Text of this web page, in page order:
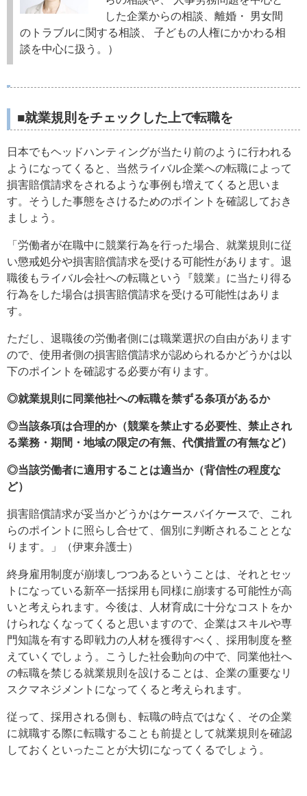
した企業からの相談、離婚・ 男女間
のトラブルに関する相談、 子どもの人権にかかわる相
談を中心に扱う。）
■就業規則をチェックした上で転職を
日本でもヘッドハンティングが当たり前のように行われる
ようになってくると、当然ライバル企業への転職によって
損害賠償請求をされるような事例も増えてくると思いま
す。そうした事態をさけるためのポイントを確認しておき
ましょう。
「労働者が在職中に競業行為を行った場合、就業規則に従
い懲戒処分や損害賠償請求を受ける可能性があります。退
職後もライバル会社への転職という『競業』に当たり得る
行為をした場合は損害賠償請求を受ける可能性はありま
す。
ただし、退職後の労働者側には職業選択の自由があります
ので、使用者側の損害賠償請求が認められるかどうかは以
下のポイントを確認する必要が有ります。
◎就業規則に同業他社への転職を禁ずる条項があるか
◎当該条項は合理的か（競業を禁止する必要性、禁止され
る業務・期間・地域の限定の有無、代償措置の有無など）
◎当該労働者に適用することは適当か（背信性の程度な
ど）
損害賠償請求が妥当かどうかはケースバイケースで、これ
らのポイントに照らし合せて、個別に判断されることとな
ります。」（伊東弁護士）
終身雇用制度が崩壊しつつあるということは、それとセッ
トになっている新卒一括採用も同様に崩壊する可能性が高
いと考えられます。今後は、人材育成に十分なコストをか
けられなくなってくると思いますので、企業はスキルや専
門知識を有する即戦力の人材を獲得すべく、採用制度を整
えていくでしょう。こうした社会動向の中で、同業他社へ
の転職を禁じる就業規則を設けることは、企業の重要なリ
スクマネジメントになってくると考えられます。
従って、採用される側も、転職の時点ではなく、その企業
に就職する際に転職することも前提として就業規則を確認
しておくといったことが大切になってくるでしょう。